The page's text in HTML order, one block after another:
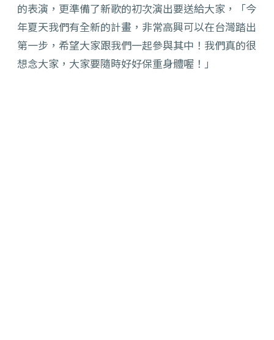
的表演，更準備了新歌的初次演出要送給大家，「今
年夏天我們有全新的計畫，非常高興可以在台灣踏出
第一步，希望大家跟我們一起參與其中！我們真的很
想念大家，大家要隨時好好保重身體喔！」